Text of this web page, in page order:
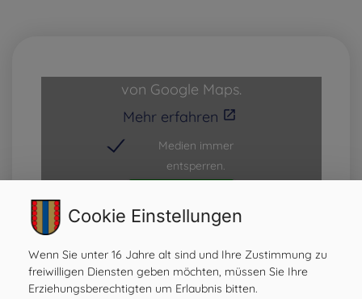
Gruppenpraxis Allgemeinmedizin Dr. Popovits OG,
ärztliche Hausapotheke
Preßguts 46
8211 Preßguts
Cookie Einstellungen
Wenn Sie unter 16 Jahre alt sind und Ihre Zustimmung zu
freiwilligen Diensten geben möchten, müssen Sie Ihre
Erziehungsberechtigten um Erlaubnis bitten.